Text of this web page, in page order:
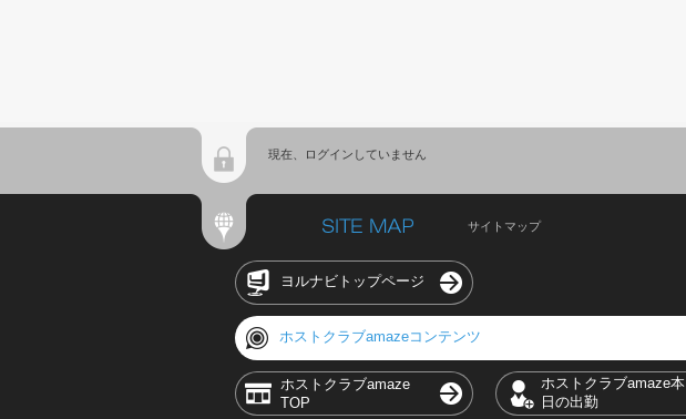
現在、ログインしていません
サイトマップ
ヨルナビトップページ
ホストクラブamazeコンテンツ
ホストクラブamaze
TOP
ホストクラブamaze本
日の出勤